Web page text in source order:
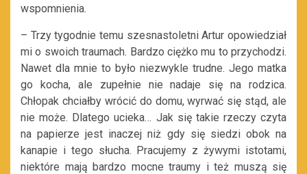
wspomnienia.
– Trzy tygodnie temu szesnastoletni Artur opowiedział
mi o swoich traumach. Bardzo ciężko mu to przychodzi.
Nawet dla mnie to było niezwykle trudne. Jego matka
go kocha, ale zupełnie nie nadaje się na rodzica.
Chłopak chciałby wrócić do domu, wyrwać się stąd, ale
nie może. Dlatego ucieka… Jak się takie rzeczy czyta
na papierze jest inaczej niż gdy się siedzi obok na
kanapie i tego słucha. Pracujemy z żywymi istotami,
niektóre mają bardzo mocne traumy i też muszą się